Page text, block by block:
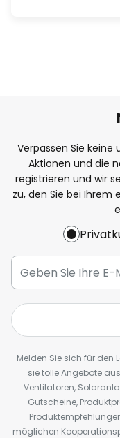
Verpassen Sie keine
Aktionen und die
registrieren und wir
zu, den Sie bei Ihrem
Melden Sie sich für den
sie tolle Angebote
Ventilatoren,
Gutscheine,
möglichen